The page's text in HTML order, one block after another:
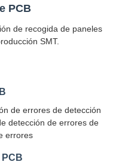
PCB
de recogida de paneles
SMT.
de errores de detección
detección de errores de
errores